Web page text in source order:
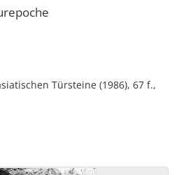
Türsteine (1986), 67 f.,